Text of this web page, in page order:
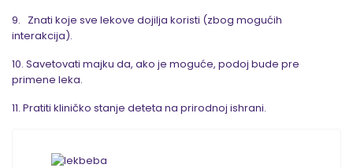
9. Znati koje sve lekove dojilja koristi (zbog mogućih
interakcija).
10. Savetovati majku da, ako je moguće, podoj bude pre
primene leka.
11. Pratiti kliničko stanje deteta na prirodnoj ishrani.